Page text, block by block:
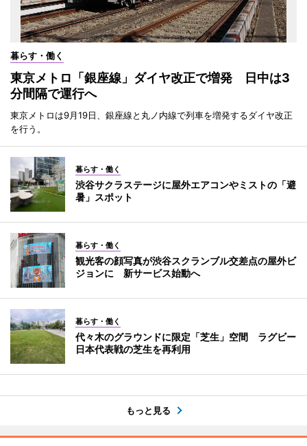
暮らす・働く
東京メトロ「銀座線」ダイヤ改正で増発 日中は3
分間隔で運行へ
東京メトロは9月19日、銀座線と丸ノ内線で列車を増発するダイヤ改正
を行う。
暮らす・働く
渋谷サクラステージに屋外エアコンやミストの「避
暑」スポット
暮らす・働く
観光客の顔写真が渋谷スクランブル交差点の屋外ビ
ジョンに 新サービス始動へ
暮らす・働く
代々木のグラウンドに限定「芝生」空間 ラグビー
日本代表戦の芝生を再利用
もっと見る